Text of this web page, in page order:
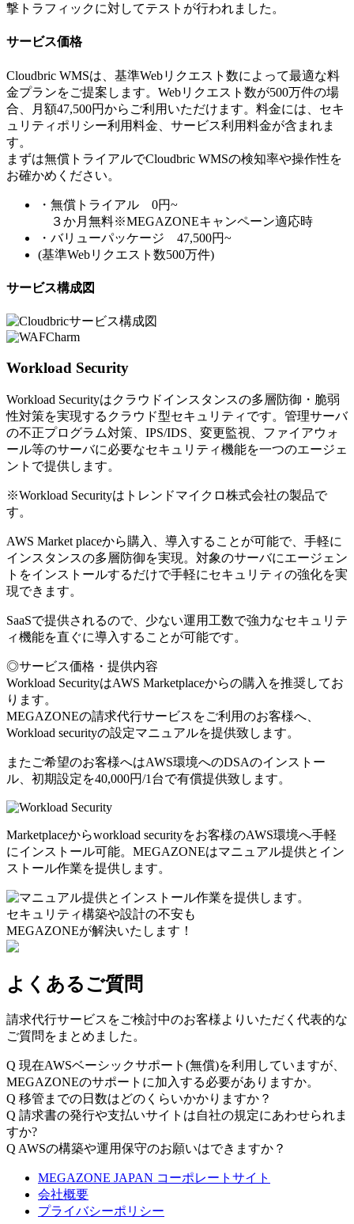
撃トラフィックに対してテストが行われました。
サービス価格
Cloudbric WMSは、基準Webリクエスト数によって最適な料
金プランをご提案します。Webリクエスト数が500万件の場
合、月額47,500円からご利用いただけます。料金には、セキ
ュリティポリシー利用料金、サービス利用料金が含まれま
す。
まずは無償トライアルでCloudbric WMSの検知率や操作性を
お確かめください。
・無償トライアル 0円~
３か月無料※MEGAZONEキャンペーン適応時
・バリューパッケージ 47,500円~
(基準Webリクエスト数500万件)
サービス構成図
Workload Security
Workload Securityはクラウドインスタンスの多層防御・脆弱
性対策を実現するクラウド型セキュリティです。管理サーバ
の不正プログラム対策、IPS/IDS、変更監視、ファイアウォ
ール等のサーバに必要なセキュリティ機能を一つのエージェ
ントで提供します。
※Workload Securityはトレンドマイクロ株式会社の製品で
す。
AWS Market placeから購入、導入することが可能で、手軽に
インスタンスの多層防御を実現。対象のサーバにエージェン
トをインストールするだけで手軽にセキュリティの強化を実
現できます。
SaaSで提供されるので、少ない運用工数で強力なセキュリテ
ィ機能を直ぐに導入することが可能です。
◎サービス価格・提供内容
Workload SecurityはAWS Marketplaceからの購入を推奨してお
ります。
MEGAZONEの請求代行サービスをご利用のお客様へ、
Workload securityの設定マニュアルを提供致します。
またご希望のお客様へはAWS環境へのDSAのインストー
ル、初期設定を40,000円/1台で有償提供致します。
Marketplaceからworkload securityをお客様のAWS環境へ手軽
にインストール可能。MEGAZONEはマニュアル提供とイン
ストール作業を提供します。
セキュリティ構築や設計の不安も
MEGAZONEが解決いたします！
よくあるご質問
請求代行サービスをご検討中のお客様よりいただく代表的な
ご質問をまとめました。
Q 現在AWSベーシックサポート(無償)を利用していますが、
MEGAZONEのサポートに加入する必要がありますか。
Q 移管までの日数はどのくらいかかりますか？
Q 請求書の発行や支払いサイトは自社の規定にあわせられま
すか?
Q AWSの構築や運用保守のお願いはできますか？
MEGAZONE JAPAN コーポレートサイト
会社概要
プライバシーポリシー